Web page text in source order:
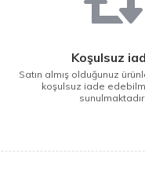
Koşulsuz
Satın almış olduğunuz
koşulsuz iade
sunulmaktadır.